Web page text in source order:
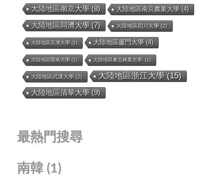
大陸地區南京大學(8) 大陸地區南京農業大學(4)
大陸地區同濟大學(7) 大陸地區四川大學(2)
大陸地區天津大學(1) 大陸地區廈門大學(4)
大陸地區暨南大學(1) 大陸地區東北林業大學: (1)
大陸地區武漢大學(2) 大陸地區浙江大學 (15)
大陸地區清華大學(9)
最熱門搜尋
南韓 (1)